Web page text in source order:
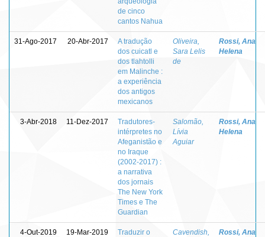
de cinco
cantos Nahua
31-Ago-2017 20-Abr-2017
A tradução
dos cuicatl e
dos tlahtolli
em Malinche :
a experiência
dos antigos
mexicanos
Oliveira,
Sara Lelis
de
Rossi, Ana
Helena
3-Abr-2018 11-Dez-2017
Tradutores-
intérpretes no
Afeganistão e
no Iraque
(2002-2017) :
a narrativa
dos jornais
The New York
Times e The
Guardian
Salomão,
Lívia
Aguiar
Rossi, Ana
Helena
4-Out-2019 19-Mar-2019
Traduzir o
Cavendish,
Rossi, Ana